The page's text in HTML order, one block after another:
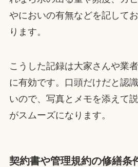
やにおいの有無などを記して
ります。
こうした記録は大家さんや業
に有効です。口頭だけだと認
いので、写真とメモを添えて
がスムーズになります。
契約書や管理規約の修繕条